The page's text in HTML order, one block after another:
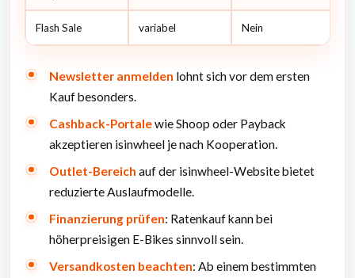
Flash Sale variabel Nein
Newsletter anmelden lohnt sich vor dem ersten
Kauf besonders.
Cashback-Portalewie Shoop oder Payback
akzeptieren isinwheel je nach Kooperation.
Outlet-Bereich auf der isinwheel-Website bietet
reduzierte Auslaufmodelle.
Finanzierung prüfen: Ratenkauf kann bei
höherpreisigen E-Bikes sinnvoll sein.
Versandkosten beachten: Ab einem bestimmten